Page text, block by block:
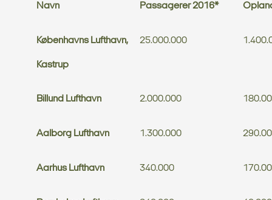
Navn Passagerer 2016*
Københavns Lufthavn,
Kastrup
25.000.000
Billund Lufthavn 2.000.000
Aalborg Lufthavn 1.300.000
Aarhus Lufthavn 340.000